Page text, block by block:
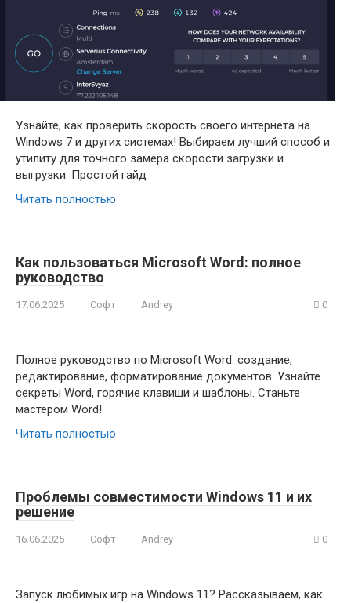
Узнайте, как проверить скорость своего интернета на
Windows 7 и других системах! Выбираем лучший способ и
утилиту для точного замера скорости загрузки и
выгрузки. Простой гайд
Читать полностью
Как пользоваться Microsoft Word: полное
руководство
17.06.2025 Софт Andrey 0
Полное руководство по Microsoft Word: создание,
редактирование, форматирование документов. Узнайте
секреты Word, горячие клавиши и шаблоны. Станьте
мастером Word!
Читать полностью
Проблемы совместимости Windows 11 и их
решение
16.06.2025 Софт Andrey 0
Запуск любимых игр на Windows 11? Рассказываем, как